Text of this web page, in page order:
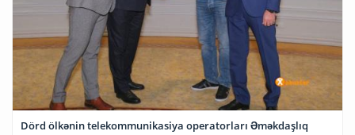
Dörd ölkənin telekommunikasiya operatorları Əməkdaşlıq